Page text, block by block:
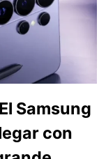
Samsung
con